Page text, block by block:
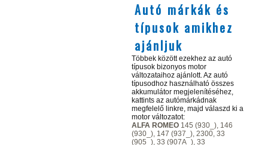
Autó márkák és
típusok amikhez
ajánljuk
Többek között ezekhez az autó
típusok bizonyos motor
változataihoz ajánlott. Az autó
típusodhoz használható összes
akkumulátor megjelenítéséhez,
kattints az autómárkádnak
megfelelő linkre, majd válaszd ki a
motor változatot:
ALFA ROMEO 145 (930_), 146
(930_), 147 (937_), 2300, 33
(905_), 33 (907A_), 33